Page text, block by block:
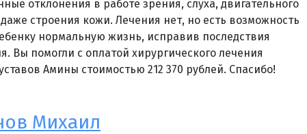
отклонения в работе зрения, слуха, двигательного
строения кожи. Лечения нет, но есть возможность
нормальную жизнь, исправив последствия
Вы помогли с оплатой хирургического лечения
Амины стоимостью 212 370 рублей. Спасибо!
Михаил